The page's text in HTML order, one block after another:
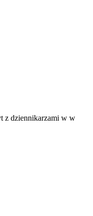
z dziennikarzami w w